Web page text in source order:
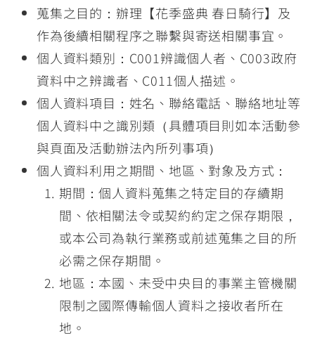
蒐集之目的：辦理【花季盛典 春日騎行】及
作為後續相關程序之聯繫與寄送相關事宜。
個人資料類別：C001辨識個人者、C003政府
資料中之辨識者、C011個人描述。
個人資料項目：姓名、聯絡電話、聯絡地址等
個人資料中之識別類（具體項目則如本活動參
與頁面及活動辦法內所列事項）
個人資料利用之期間、地區、對象及方式：
期間：個人資料蒐集之特定目的存續期
間、依相關法令或契約約定之保存期限，
或本公司為執行業務或前述蒐集之目的所
必需之保存期間。
地區：本國、未受中央目的事業主管機關
限制之國際傳輸個人資料之接收者所在
地。